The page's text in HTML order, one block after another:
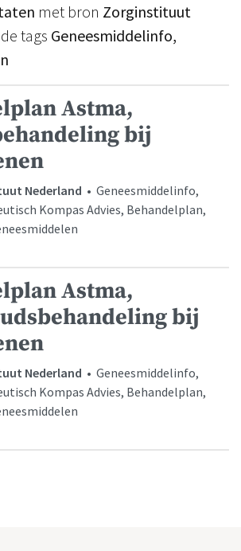
met bron Zorginstituut
tags Geneesmiddelinfo,
Astma,
bij
Nederland • Geneesmiddelinfo,
Kompas Advies, Behandelplan,
Astma,
bij
Nederland • Geneesmiddelinfo,
Kompas Advies, Behandelplan,